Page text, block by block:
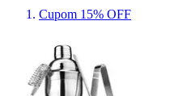
Cupom 15% OFF